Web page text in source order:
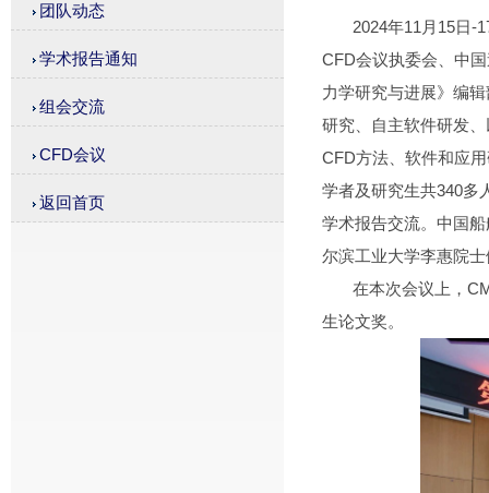
团队动态
学术报告通知
组会交流
CFD会议
返回首页
2024年11月15日-17
CFD会议执委会、中
力学研究与进展》编
研究、自主软件研发
CFD方法、软件和应
学者及研究生共340多
学术报告交流。中国
尔滨工业大学李惠院
在本次会议上，
生论文奖。